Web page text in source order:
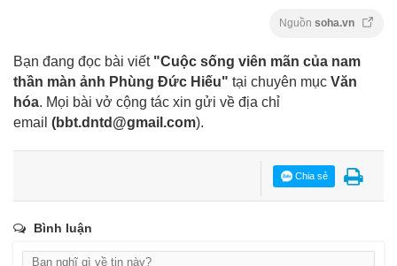
Nguồn soha.vn
Bạn đang đọc bài viết "Cuộc sống viên mãn của nam
thần màn ảnh Phùng Đức Hiếu" tại chuyên mục Văn
hóa. Mọi bài vở cộng tác xin gửi về địa chỉ
email (bbt.dntd@gmail.com).
Chia sẻ
Bình luận